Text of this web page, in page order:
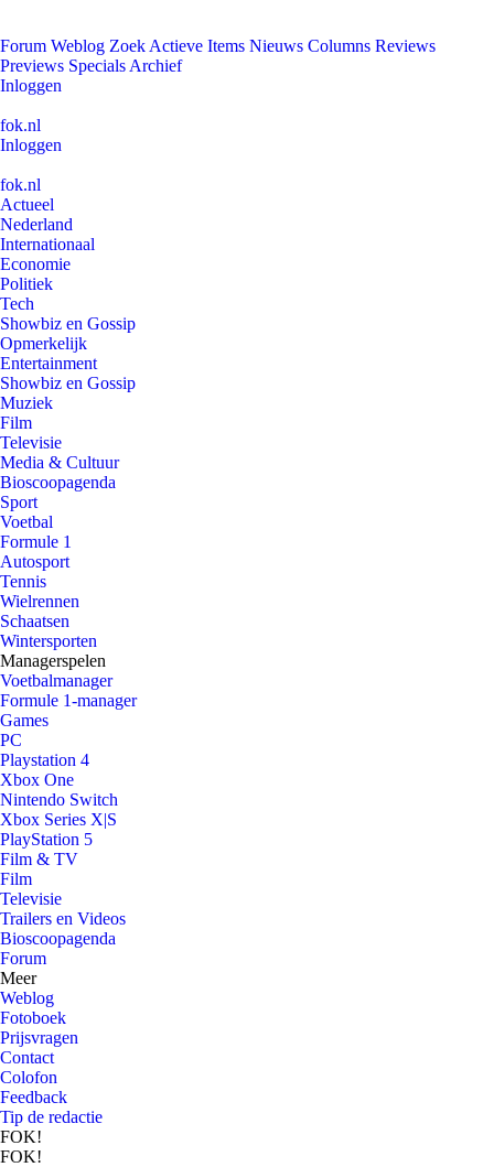
Forum Weblog Zoek Actieve Items Nieuws Columns Reviews
Previews Specials Archief
Inloggen
fok.nl
Inloggen
fok.nl
Actueel
Nederland
Internationaal
Economie
Politiek
Tech
Showbiz en Gossip
Opmerkelijk
Entertainment
Showbiz en Gossip
Muziek
Film
Televisie
Media & Cultuur
Bioscoopagenda
Sport
Voetbal
Formule 1
Autosport
Tennis
Wielrennen
Schaatsen
Wintersporten
Managerspelen
Voetbalmanager
Formule 1-manager
Games
PC
Playstation 4
Xbox One
Nintendo Switch
Xbox Series X|S
PlayStation 5
Film & TV
Film
Televisie
Trailers en Videos
Bioscoopagenda
Forum
Meer
Weblog
Fotoboek
Prijsvragen
Contact
Colofon
Feedback
Tip de redactie
FOK!
FOK!